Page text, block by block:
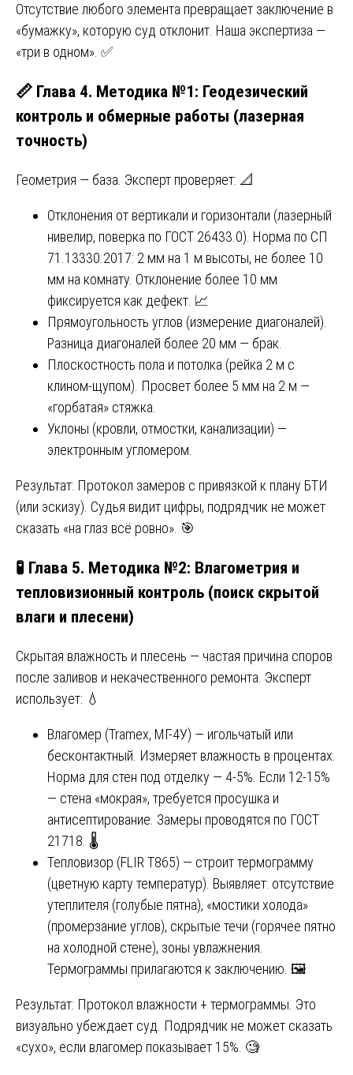
Отсутствие любого элемента превращает заключение в
«бумажку», которую суд отклонит. Наша экспертиза —
«три в одном». ✅
📏 Глава 4. Методика №1: Геодезический
контроль и обмерные работы (лазерная
точность)
Геометрия — база. Эксперт проверяет: 📐
Отклонения от вертикали и горизонтали (лазерный
нивелир, поверка по ГОСТ 26433.0). Норма по СП
71.13330.2017: 2 мм на 1 м высоты, не более 10
мм на комнату. Отклонение более 10 мм
фиксируется как дефект. 📈
Прямоугольность углов (измерение диагоналей).
Разница диагоналей более 20 мм — брак.
Плоскостность пола и потолка (рейка 2 м с
клином-щупом). Просвет более 5 мм на 2 м —
«горбатая» стяжка.
Уклоны (кровли, отмостки, канализации) —
электронным угломером.
Результат: Протокол замеров с привязкой к плану БТИ
(или эскизу). Судья видит цифры, подрядчик не может
сказать «на глаз всё ровно». 🎯
🧪 Глава 5. Методика №2: Влагометрия и
тепловизионный контроль (поиск скрытой
влаги и плесени)
Скрытая влажность и плесень — частая причина споров
после заливов и некачественного ремонта. Эксперт
использует: 💧
Влагомер (Tramex, МГ-4У) — игольчатый или
бесконтактный. Измеряет влажность в процентах.
Норма для стен под отделку — 4-5%. Если 12-15%
— стена «мокрая», требуется просушка и
антисептирование. Замеры проводятся по ГОСТ
21718. 🌡️
Тепловизор (FLIR T865) — строит термограмму
(цветную карту температур). Выявляет: отсутствие
утеплителя (голубые пятна), «мостики холода»
(промерзание углов), скрытые течи (горячее пятно
на холодной стене), зоны увлажнения.
Термограммы прилагаются к заключению. 🖼️
Результат: Протокол влажности + термограммы. Это
визуально убеждает суд. Подрядчик не может сказать
«сухо», если влагомер показывает 15%. 🧐